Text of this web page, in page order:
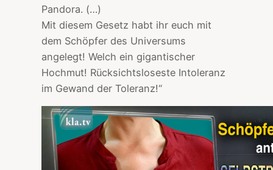
Pandora. (…)
Mit diesem Gesetz habt ihr euch mit
dem Schöpfer des Universums
angelegt! Welch ein gigantischer
Hochmut! Rücksichtsloseste Intoleranz
im Gewand der Toleranz!“